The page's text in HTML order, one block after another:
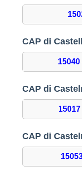
CAP di
15040
CAP di
15017
CAP di